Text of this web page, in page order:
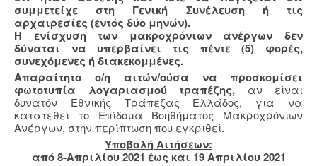
συμμετείχε στη Γενική Συνέλευση ή τις
αρχαιρεσίες (εντός δύο μηνών).
Η ενίσχυση των μακροχρόνιων ανέργων δεν
δύναται να υπερβαίνει τις πέντε (5) φορές,
συνεχόμενες ή διακεκομμένες.
Απαραίτητο ο/η αιτών/ούσα να προσκομίσει
φωτοτυπία λογαριασμού τραπέζης, αν είναι
δυνατόν Εθνικής Τράπεζας Ελλάδος, για να
κατατεθεί το Επίδομα Βοηθήματος Μακροχρόνιων
Ανέργων, στην περίπτωση που εγκριθεί.
Υποβολή Aιτήσεων:
από 8-Απριλίου 2021 έως και 19 Απριλίου 2021